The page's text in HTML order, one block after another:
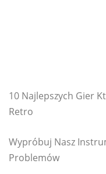
10 Najlepszych Gier
Retro
Wypróbuj Nasz
Problemów